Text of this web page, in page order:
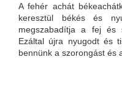
A fehér achát
keresztül békés és
megszabadítja a fej és
Ezáltal újra nyugodt és
bennünk a szorongást és